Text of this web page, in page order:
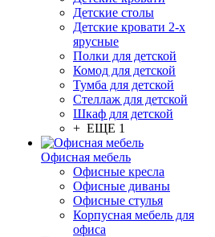
Детские столы
Детские кровати 2-х
ярусные
Полки для детской
Комод для детской
Тумба для детской
Стеллаж для детской
Шкаф для детской
+ ЕЩЕ 1
Офисная мебель
Офисные кресла
Офисные диваны
Офисные стулья
Корпусная мебель для
офиса